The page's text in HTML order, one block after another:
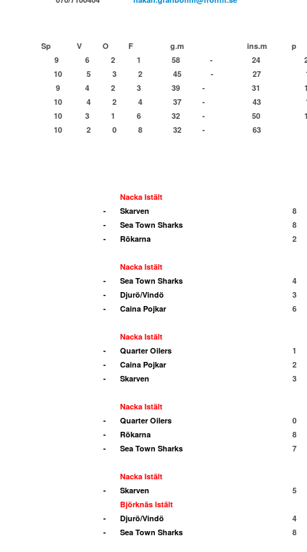
Sp V O F g.m ins.m p
9 6 2 1 58 - 24
10 5 3 2 45 - 27
9 4 2 3 39 - 31
10 4 2 4 37 - 43
10 3 1 6 32 - 50
10 2 0 8 32 - 63
Nacka Istält
- Skarven 8
- Sea Town Sharks 8
- Rökarna 2
Nacka Istält
- Sea Town Sharks 4
- Djurö/Vindö 3
- Caina Pojkar 6
Nacka Istält
- Quarter Oilers 1
- Caina Pojkar 2
- Skarven 3
Nacka Istält
- Quarter Oilers 0
- Rökarna 8
- Sea Town Sharks 7
Nacka Istält
- Skarven 5
Björknäs Istält
- Djurö/Vindö 4
- Sea Town Sharks 8